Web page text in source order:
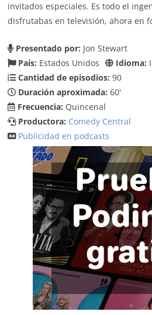
invitados especiales. Es todo el
disfrutabas en televisión, ahora en
Presentado por: Jon Stewart
País: Estados Unidos Idioma:
Cantidad de episodios: 90
Duración aproximada: 60'
Frecuencia: Quincenal
Productora: Comedy Central
Publicidad en podcasts